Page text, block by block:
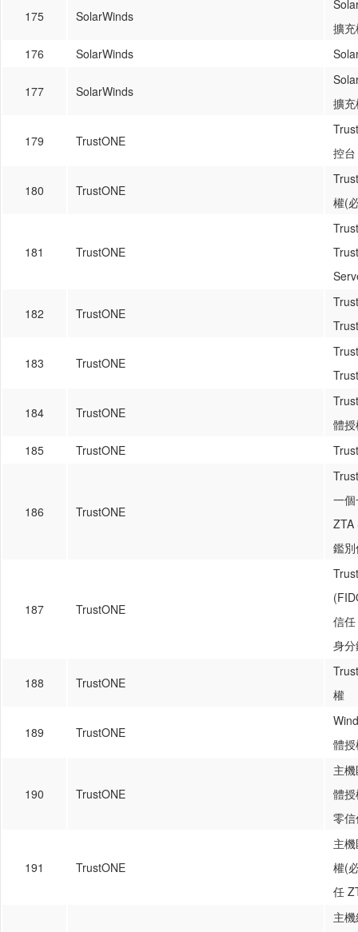
175 SolarWinds
擴
176
SolarWinds
177 SolarWinds
擴
179 TrustONE
控
180 TrustONE
權(
181 TrustONE
182 TrustONE
183 TrustONE
184 TrustONE
體
185
TrustONE
186 TrustONE
一
ZTA
鑑
187 TrustONE
信
身
188 TrustONE
權
189 TrustONE
體
190 TrustONE
主
體
零
191 TrustONE
主
權(
任
主